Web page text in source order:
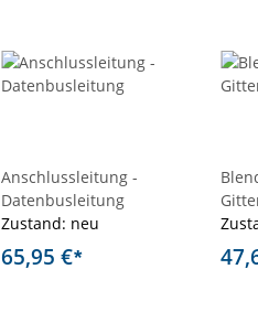
Anschlussleitung -
Datenbusleitung
Zustand: neu
65,95 €*